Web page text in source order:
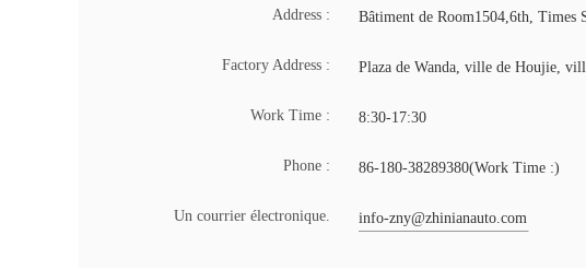
Address : Bâtiment de Room1504,6th, Times
Factory Address : Plaza de Wanda, ville de Houjie,
Work Time : 8:30-17:30
Phone : 86-180-38289380(Work Time :)
Un courrier électronique. info-zny@zhinianauto.com